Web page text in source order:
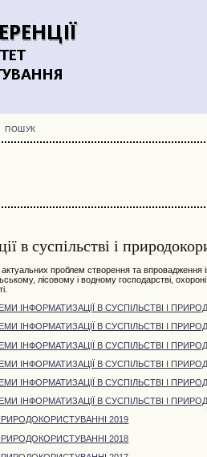
ПОШУК
в суспільстві і
проблем створення та впровадження
лісовому і водному господарстві,
ІНФОРМАТИЗАЦІЇ В СУСПІЛЬСТВІ І
ІНФОРМАТИЗАЦІЇ В СУСПІЛЬСТВІ І
ІНФОРМАТИЗАЦІЇ В СУСПІЛЬСТВІ І
ІНФОРМАТИЗАЦІЇ В СУСПІЛЬСТВІ І
ІНФОРМАТИЗАЦІЇ В СУСПІЛЬСТВІ І
ІНФОРМАТИЗАЦІЇ В СУСПІЛЬСТВІ І
2019
2018